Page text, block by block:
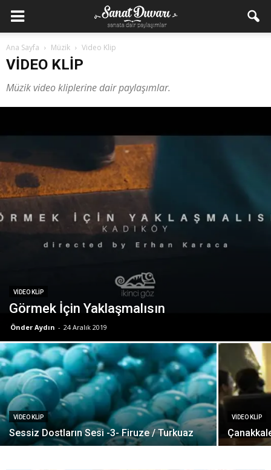
Ana Sayfa Müzik Video Klip
VIDEO KLIP
Müzik video kliplerine dair paylaşımlar.
VIDEO KLIP
Görmek İçin Yaklaşmalısın
Önder Aydın - 24 Aralık 2019
VIDEO KLIP
Sessiz Dostların Sesi -3- Firuze / Turkuaz
VIDEO KLIP